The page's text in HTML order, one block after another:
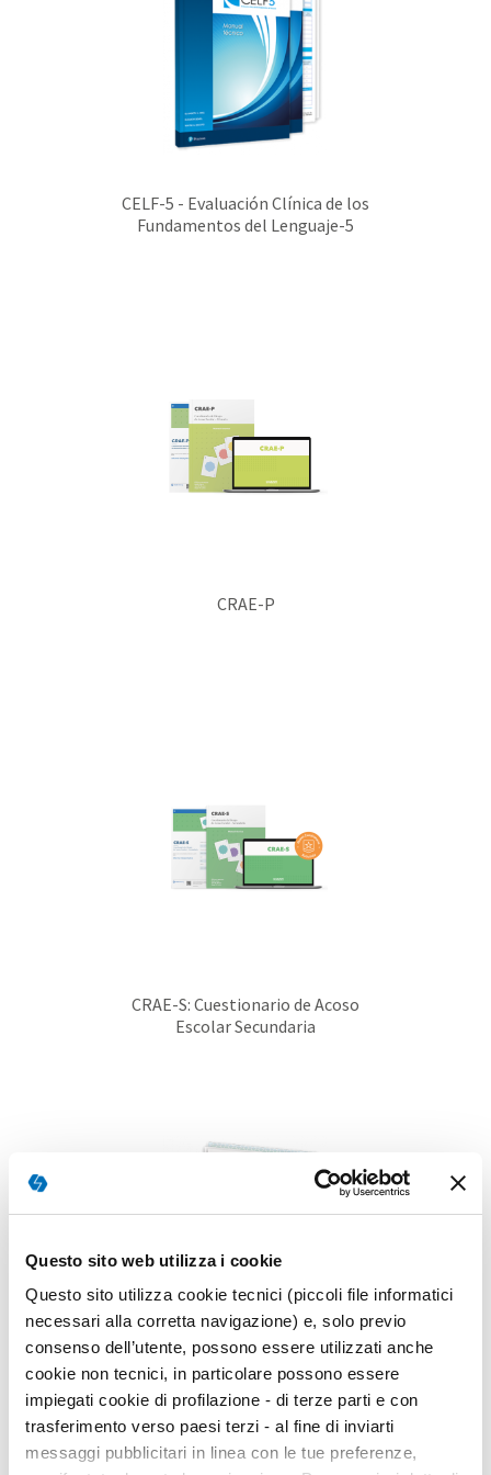
Questo sito web utilizza i cookie
Questo sito utilizza cookie tecnici (piccoli file informatici
necessari alla corretta navigazione) e, solo previo
consenso dell’utente, possono essere utilizzati anche
cookie non tecnici, in particolare possono essere
impiegati cookie di profilazione - di terze parti e con
trasferimento verso paesi terzi - al fine di inviarti
messaggi pubblicitari in linea con le tue preferenze,
CELF-5 - Evaluación Clínica de los
Fundamentos del Lenguaje-5
CRAE-P
CRAE-S: Cuestionario de Acoso
Escolar Secundaria
DAT-5 - Test de Aptitudes
Diferenciales